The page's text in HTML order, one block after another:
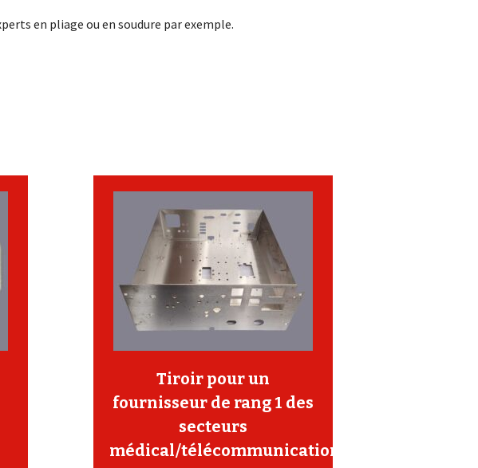
en pliage ou en soudure par exemple.
Tiroir pour un
fournisseur de rang 1 des
secteurs
médical/télécommunication/autres